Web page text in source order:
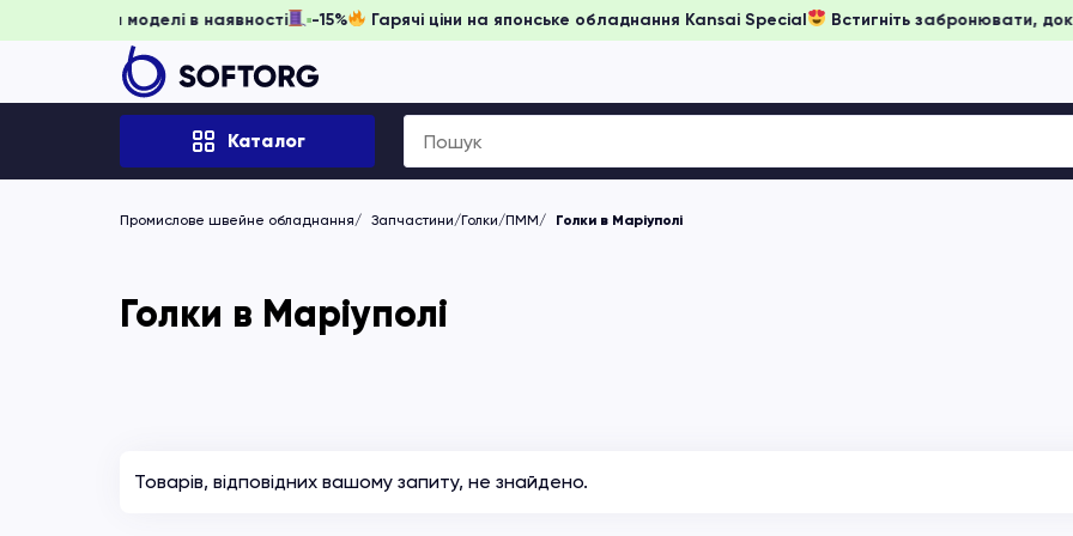
забронювати, доки моделі в наявності -15% Гарячі ціни на японське обладнання Kansai Special Встигніть
Каталог
Search
for:
Промислове швейне обладнання Запчастини/Голки/ПММ Голки в Маріуполі
Голки в Маріуполі
Товарів, відповідних вашому запиту, не знайдено.